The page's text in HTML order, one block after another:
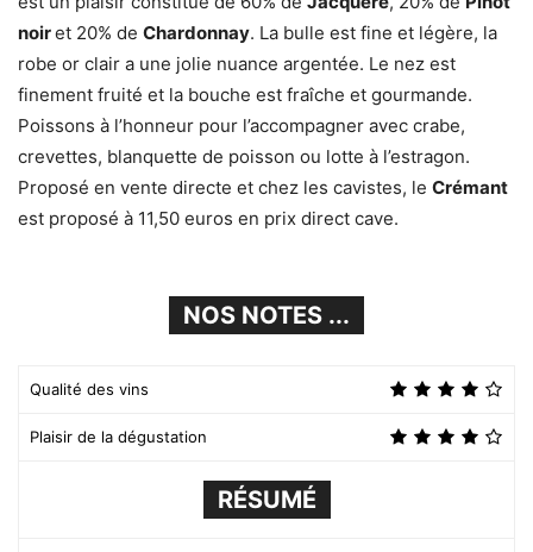
noiret 20% de Chardonnay. La bulle est fine et légère, la
robe or clair a une jolie nuance argentée. Le nez est
finement fruité et la bouche est fraîche et gourmande.
Poissons à l’honneur pour l’accompagner avec crabe,
crevettes, blanquette de poisson ou lotte à l’estragon.
Proposé en vente directe et chez les cavistes, le Crémant
est proposé à 11,50 euros en prix direct cave.
NOS NOTES ...
Qualité des vins
Plaisir de la dégustation
RÉSUMÉ